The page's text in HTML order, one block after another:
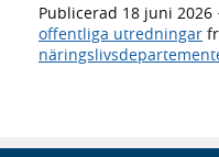
Publicerad 18 juni 2026 ·
offentliga utredningar